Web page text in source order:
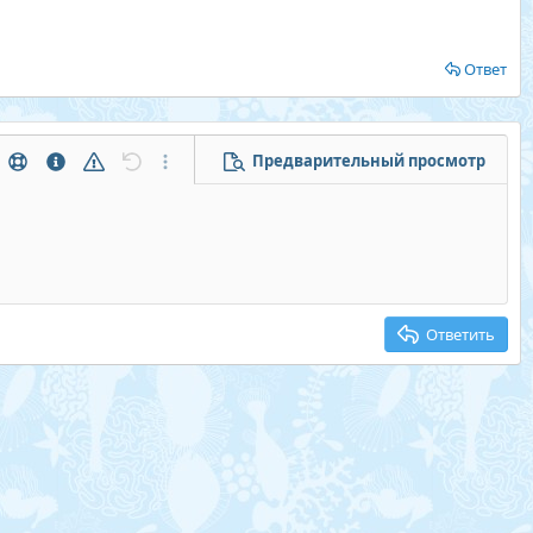
Ответ
ПомощьИнформация
Предупреждение
ОтменитьДополнительные параметры...
Предварительный просмотр
Ответить